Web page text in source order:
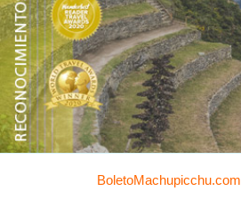
BoletoMachupicchu.com